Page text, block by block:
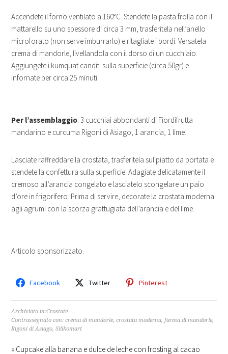
Accendete il forno ventilato a 160°C. Stendete la pasta frolla con il
mattarello su uno spessore di circa 3 mm, trasferitela nell’anello
microforato (non serve imburrarlo) e ritagliate i bordi. Versatela
crema di mandorle, livellandola con il dorso di un cucchiaio.
Aggiungete i kumquat canditi sulla superficie (circa 50gr) e
infornate per circa 25 minuti.
Per l’assemblaggio: 3 cucchiai abbondanti di Fiordifrutta
mandarino e curcuma Rigoni di Asiago, 1 arancia, 1 lime.
Lasciate raffreddare la crostata, trasferitela sul piatto da portata e
stendete la confettura sulla superficie. Adagiate delicatamente il
cremoso all’arancia congelato e lasciatelo scongelare un paio
d’ore in frigorifero. Prima di servire, decorate la crostata moderna
agli agrumi con la scorza grattugiata dell’arancia e del lime.
Articolo sponsorizzato.
Facebook Twitter Pinterest
Archiviato in:Crostate
Contrassegnato con:crema di mandorle,crostata moderna,farina di mandorle,
Rigoni di Asiago,Silikomart
« Cupcake alla banana e dulce de leche con frosting al cacao